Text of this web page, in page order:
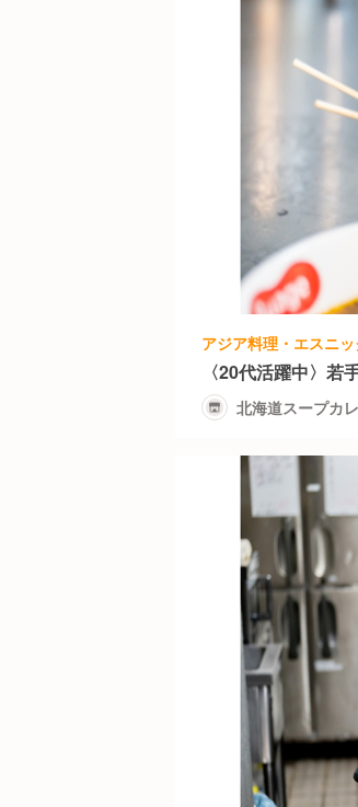
〈20代活躍中〉若
北海道スープカ